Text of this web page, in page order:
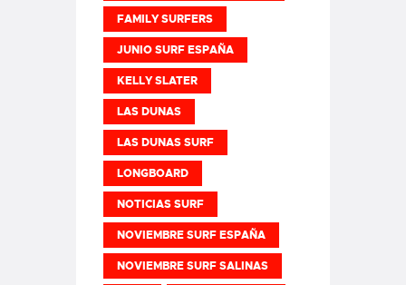
FAMILY SURFERS
JUNIO SURF ESPAÑA
KELLY SLATER
LAS DUNAS
LAS DUNAS SURF
LONGBOARD
NOTICIAS SURF
NOVIEMBRE SURF ESPAÑA
NOVIEMBRE SURF SALINAS